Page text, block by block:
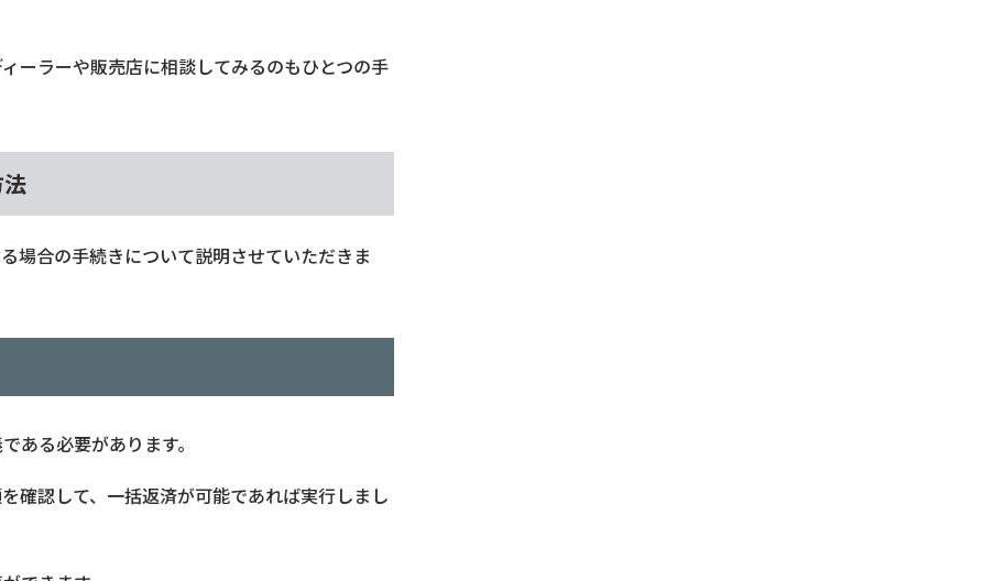
ーラーや販売店に相談してみるのもひとつの手
場合の手続きについて説明させていただきま
ある必要があります。
確認して、一括返済が可能であれば実行しまし